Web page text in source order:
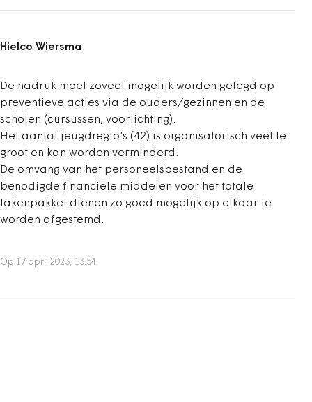
Hielco Wiersma
De nadruk moet zoveel mogelijk worden gelegd op
preventieve acties via de ouders/gezinnen en de
scholen (cursussen, voorlichting).
Het aantal jeugdregio's (42) is organisatorisch veel te
groot en kan worden verminderd.
De omvang van het personeelsbestand en de
benodigde financiële middelen voor het totale
takenpakket dienen zo goed mogelijk op elkaar te
worden afgestemd.
Op 17 april 2023, 13:54